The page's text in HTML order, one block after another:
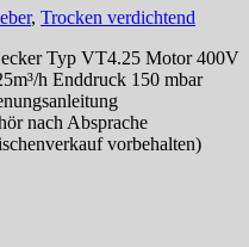
, Trocken verdichtend
Typ VT4.25 Motor 400V
h Enddruck 150 mbar
nach Absprache
vorbehalten)